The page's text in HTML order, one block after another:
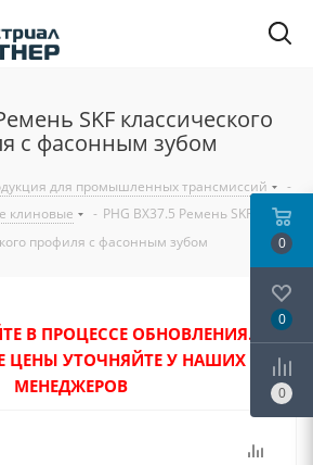
SKF классического
с фасонным зубом
для промышленных трансмиссий
-
клиновые
- PHG BX37.5 Ремень SKF
профиля с фасонным зубом
В ПРОЦЕССЕ ОБНОВЛЕНИЯ.
ЦЕНЫ УТОЧНЯЙТЕ У НАШИХ
МЕНЕДЖЕРОВ
0
0
0